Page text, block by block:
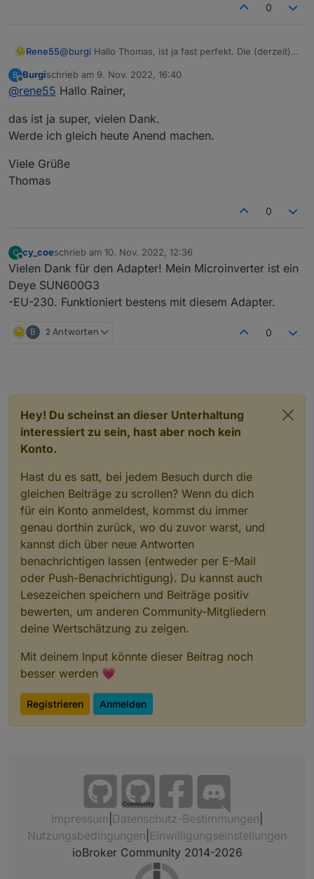
0
Rene55@burgi Hallo Thomas, ist ja fast perfekt. Die (derzeit)
man bei Gelegenheit updaten.
LG Rainer
B
Offline
Burgischrieb am 9. Nov. 2022, 16:40
zuletzt editiert von
@rene55 Hallo Rainer,
das ist ja super, vielen Dank.
Werde ich gleich heute Anend machen.
Viele Grüße
Thomas
0
C
Offline
cy_coeschrieb am 10. Nov. 2022, 12:36
zuletzt editiert von
Vielen Dank für den Adapter! Mein Microinverter ist ein
Deye SUN600G3
-EU-230. Funktioniert bestens mit diesem Adapter.
B 2 Antworten 0
Hey! Du scheinst an dieser Unterhaltung
interessiert zu sein, hast aber noch kein
Konto.
Hast du es satt, bei jedem Besuch durch die
gleichen Beiträge zu scrollen? Wenn du dich
für ein Konto anmeldest, kommst du immer
genau dorthin zurück, wo du zuvor warst, und
kannst dich über neue Antworten
benachrichtigen lassen (entweder per E-Mail
oder Push-Benachrichtigung). Du kannst auch
Lesezeichen speichern und Beiträge positiv
bewerten, um anderen Community-Mitgliedern
deine Wertschätzung zu zeigen.
Mit deinem Input könnte dieser Beitrag noch
besser werden 💗
Registrieren Anmelden
Community
Impressum Datenschutz-Bestimmungen
Nutzungsbedingungen Einwilligungseinstellungen
ioBroker Community 2014-2026